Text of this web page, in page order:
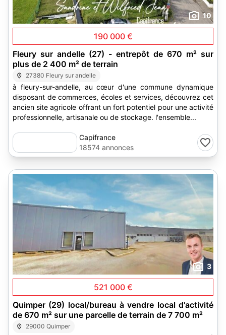
10
190 000 €
Fleury sur andelle (27) - entrepôt de 670 m² sur
plus de 2 400 m² de terrain
27380 Fleury sur andelle
à fleury-sur-andelle, au cœur d'une commune dynamique
disposant de commerces, écoles et services, découvrez cet
ancien site agricole offrant un fort potentiel pour une activité
professionnelle, artisanale ou de stockage. l'ensemble...
Capifrance
18574 annonces
3
521 000 €
Quimper (29) local/bureau à vendre local d'activité
de 670 m² sur une parcelle de terrain de 7 700 m²
29000 Quimper